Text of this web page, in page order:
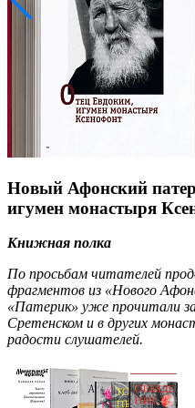
Новый Афонский
игумен монастыря
Книжная полка
По просьбам читателей
фрагментов из «Нового
«Патерик» уже прочитали
Сретенском и в других
радости слушателей.